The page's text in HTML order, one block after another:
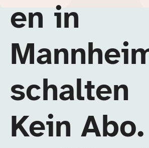
en in
schalten
Kein Abo.